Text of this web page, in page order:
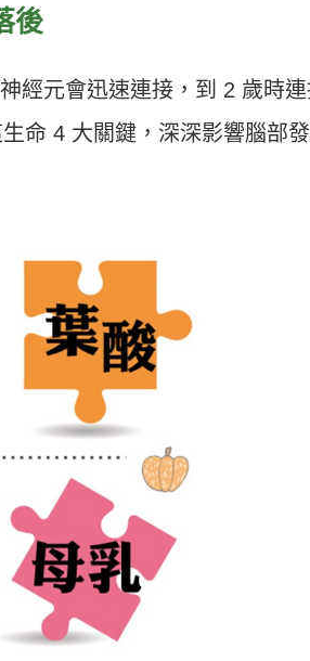
後
經元會迅速連接，到 2 歲時
命 4 大關鍵，深深影響腦部發